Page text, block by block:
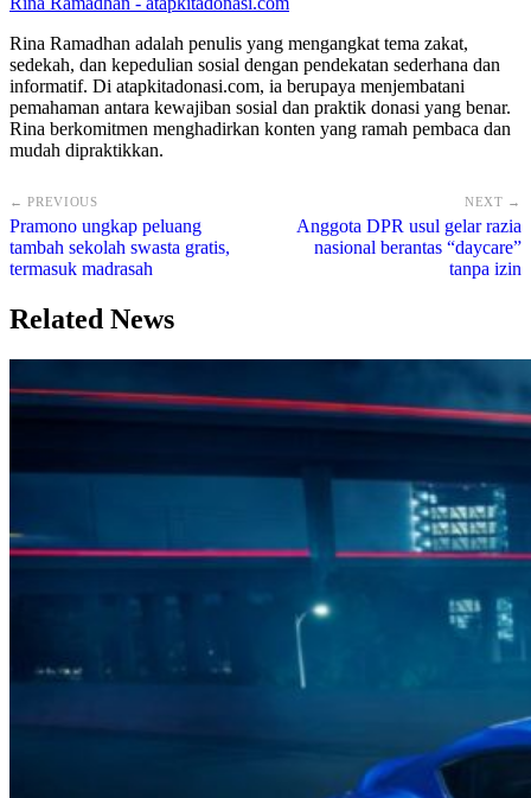
Rina Ramadhan adalah penulis yang mengangkat tema zakat,
sedekah, dan kepedulian sosial dengan pendekatan sederhana dan
informatif. Di atapkitadonasi.com, ia berupaya menjembatani
pemahaman antara kewajiban sosial dan praktik donasi yang benar.
Rina berkomitmen menghadirkan konten yang ramah pembaca dan
mudah dipraktikkan.
← PREVIOUS
Pramono ungkap peluang
tambah sekolah swasta gratis,
termasuk madrasah
NEXT →
Anggota DPR usul gelar razia
nasional berantas “daycare”
tanpa izin
Related News